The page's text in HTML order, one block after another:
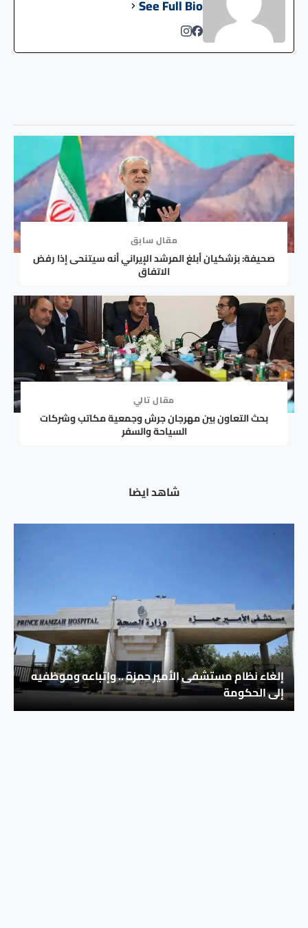
See Full Bio
مقال سابق
صحيفة: بزشكيان أبلغ المرشد الإيراني أنه سيتنحى إذا رفض
الاتفاق
مقال تالي
بحث التعاون بين مهرجان جرش وجمعية مكاتب وشركات
السياحة والسفر
شاهد ايضا
إلغاء نظام مستشفى الأمير حمزة .. وإتباعه وموظفيه
إلى الحكومة